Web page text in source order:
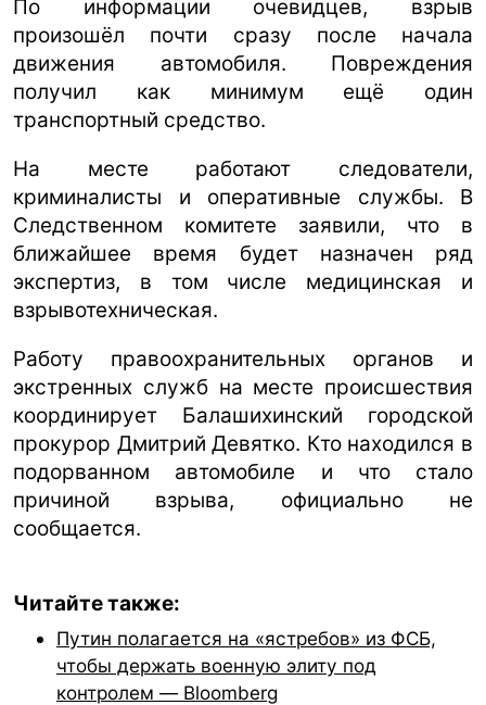
По информации очевидцев, взрыв
произошёл почти сразу после начала
движения автомобиля. Повреждения
получил как минимум ещё один
транспортный средство.
На месте работают следователи,
криминалисты и оперативные службы. В
Следственном комитете заявили, что в
ближайшее время будет назначен ряд
экспертиз, в том числе медицинская и
взрывотехническая.
Работу правоохранительных органов и
экстренных служб на месте происшествия
координирует Балашихинский городской
прокурор Дмитрий Девятко. Кто находился в
подорванном автомобиле и что стало
причиной взрыва, официально не
сообщается.
Читайте также:
Путин полагается на «ястребов» из ФСБ,
чтобы держать военную элиту под
контролем — Bloomberg